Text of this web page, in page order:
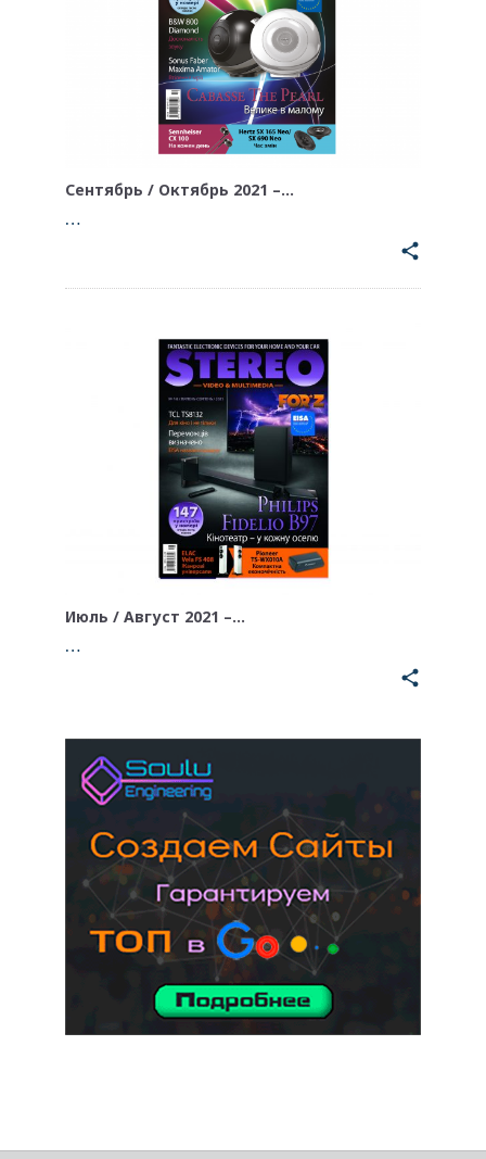
Сентябрь / Октябрь 2021 –…
…
share
Июль / Август 2021 –…
…
share